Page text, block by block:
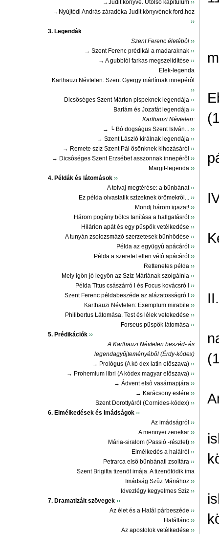
→Judit könyve. Utolsó kapitulum ››
→Nyújtódi András záradéka Judit könyvének ford.hoz
››
3. Legendák
Szent Ferenc életébôl ››
→ Szent Ferenc prédikál a madaraknak ››
→ A gubbiói farkas megszelídítése ››
Elek-legenda
Karthauzi Névtelen: Szent Gyergy mártírnak innepérôl
››
Dicsôséges Szent Márton pispeknek legendája ››
Barlám és Jozafát legendája ››
Karthauzi Névtelen:
→ └ Bó dogságus Szent István... ››
→ Szent László királnak legendája ››
→ Remete szíz Szent Pál ôsönknek kihozásáról ››
→ Dicsôséges Szent Erzsébet asszonnak innepérôl ››
Margit-legenda ››
4. Példák és látomások ››
A tolvaj megtérése: a bûnbánat››
Ez példa olvastatik szizeknek örömekrôl... ››
Mondj három igazat! ››
Három pogány bölcs tanítása a hallgatásról ››
Hilárion apát és egy püspök vetélkedése ››
A tunyán zsolozsmázó szerzetesek bûnhôdése ››
Példa az együgyû apácáról ››
Példa a szeretet ellen vétô apácáról ››
Rettenetes példa ››
Mely igön jó legyön az Szíz Máriának szolgálnia ››
Példa Titus császárró l és Focus kovácsró l ››
Szent Ferenc példabeszéde az alázatosságró l ››
Karthauzi Névtelen: Exemplum mirabile ››
Philibertus Látomása. Test és lélek vetekedése ››
Forseus püspök látomása ››
5. Prédikációk ››
A Karthauzi Névtelen beszéd- és
legendagyûjteményébôl (Érdy-kódex)
→ Prológus (A kó dex latin elôszava) ››
→ Prohemium libri (A kódex magyar elôszava) ››
→ Ádvent elsô vasárnapjára ››
→ Karácsony estére ››
Szent Dorottyáról (Cornides-kódex) ››
6. Elmélkedések és imádságok ››
Az imádságról ››
A mennyei zenekar ››
Mária-siralom (Passió -részlet) ››
Elmélkedés a halálról ››
Petrarca elsô bûnbánati zsoltára ››
Szent Brigitta tizenöt imája. A tizenötödik ima
Imádság Szûz Máriához ››
Idvezlégy kegyelmes Sziz ››
7. Dramatizált szövegek ››
Az élet és a Halál párbeszéde ››
Haláltánc ››
Az apostolok vetélkedése ››